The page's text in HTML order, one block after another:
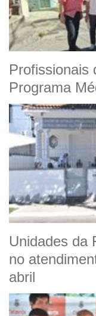
Profissionais
Programa
Unidades da
no
abril